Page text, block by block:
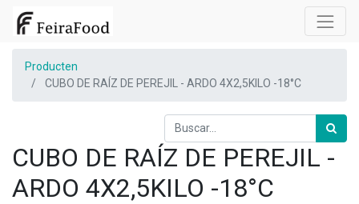
Producten
CUBO DE RAÍZ DE PEREJIL - ARDO 4X2,5KILO -18°C
CUBO DE RAÍZ DE PEREJIL -
ARDO 4X2,5KILO -18°C